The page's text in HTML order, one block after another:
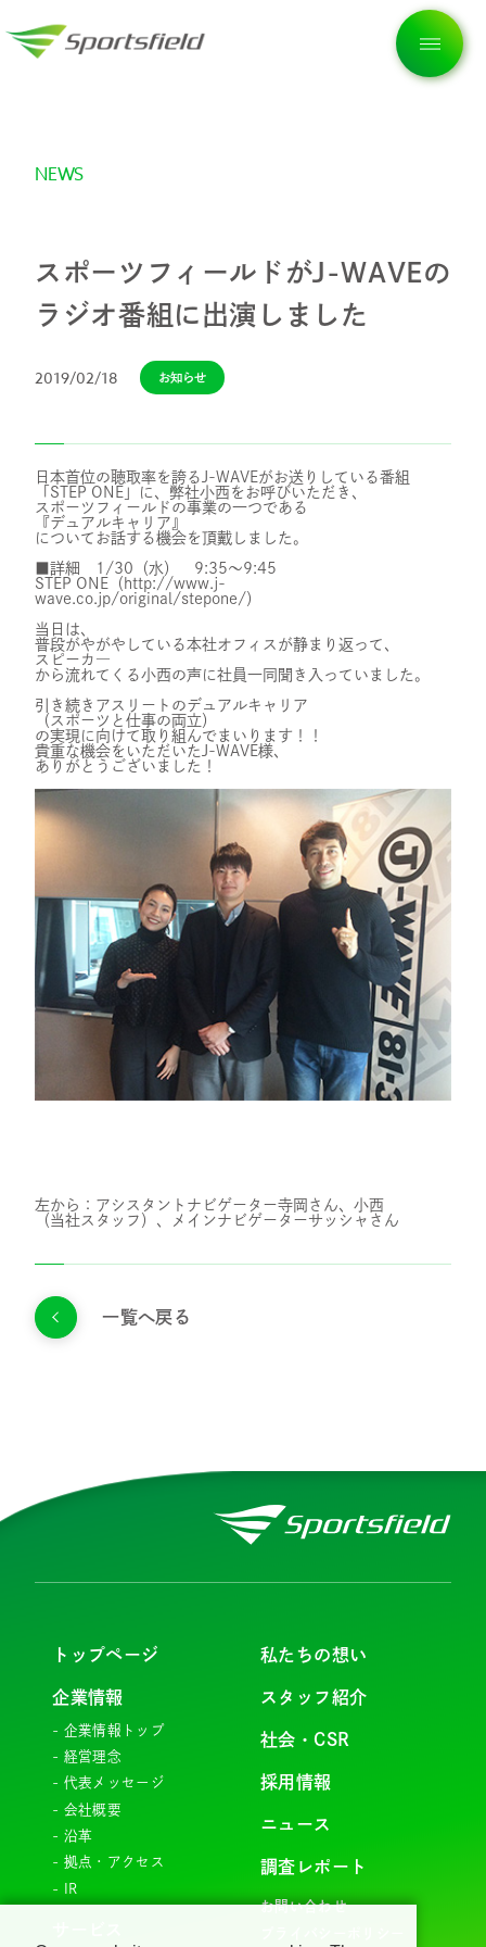
企業情報
スタッフ紹介
IR
調査レポート
社会・CSR
お問い合わせ
プライバシーポリシー
Right Reserved
NEWS
スポーツフィールドがJ-WAVEの
ラジオ番組に出演しました
2019/02/18 お知らせ
日本首位の聴取率を誇るJ-WAVEがお送りしている番組
「STEP ONE」に、弊社小西をお呼びいただき、
スポーツフィールドの事業の一つである
『デュアルキャリア』
についてお話する機会を頂戴しました。
■詳細 1/30（水） 9:35～9:45
STEP ONE（ http://www.j-
wave.co.jp/original/stepone/ ）
当日は、
普段がやがやしている本社オフィスが静まり返って、
スピーカ―
から流れてくる小西の声に社員一同聞き入っていました。
引き続きアスリートのデュアルキャリア
（スポーツと仕事の両立）
の実現に向けて取り組んでまいります！！
貴重な機会をいただいたJ-WAVE様、
ありがとうございました！
左から：アシスタントナビゲーター寺岡さん、小西
（当社スタッフ）、メインナビゲーターサッシャさん
一覧へ戻る
トップページ
企業情報
企業情報トップ
経営理念
代表メッセージ
会社概要
沿革
拠点・アクセス
IR
私たちの想い
スタッフ紹介
社会・CSR
採用情報
ニュース
調査レポート
お問い合わせ